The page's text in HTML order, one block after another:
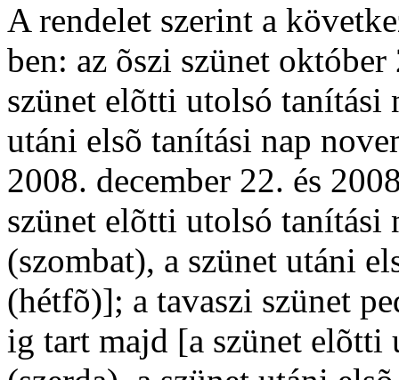
A rendelet szerint a
ben: az õszi szünet
szünet elõtti utolsó tanítási
utáni elsõ tanítási nap
2008. december 22. és
szünet elõtti utolsó tanítási
(szombat), a szünet utáni
(hétfõ)]; a tavaszi szünet
ig tart majd [a szünet